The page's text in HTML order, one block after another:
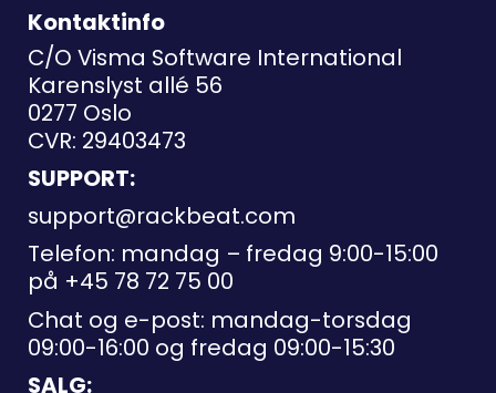
Kontaktinfo
C/O Visma Software International
Karenslyst allé 56
0277 Oslo
CVR: 29403473
SUPPORT:
support@rackbeat.com
Telefon: mandag – fredag 9:00-15:00
på +45 78 72 75 00
Chat og e-post: mandag-torsdag
09:00-16:00 og fredag 09:00-15:30
SALG: